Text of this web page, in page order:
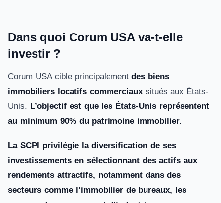
Dans quoi Corum USA va-t-elle
investir ?
Corum USA cible principalementdes biens
immobiliers locatifs commerciauxsitués aux États-
Unis. L’objectif est que les États-Unis représentent
au minimum 90% du patrimoine immobilier.
La SCPI privilégie la diversification de ses
investissements en sélectionnant des actifs aux
rendements attractifs, notamment dans des
secteurs comme l’immobilier de bureaux, les